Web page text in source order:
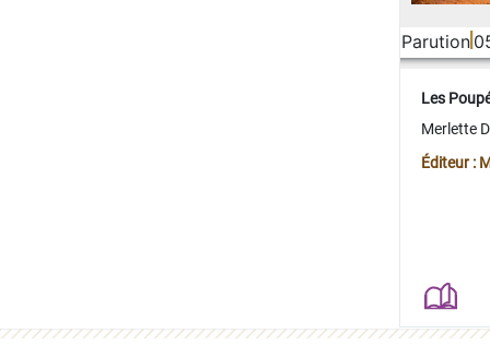
Parution
Les
Merlette
Éditeur :